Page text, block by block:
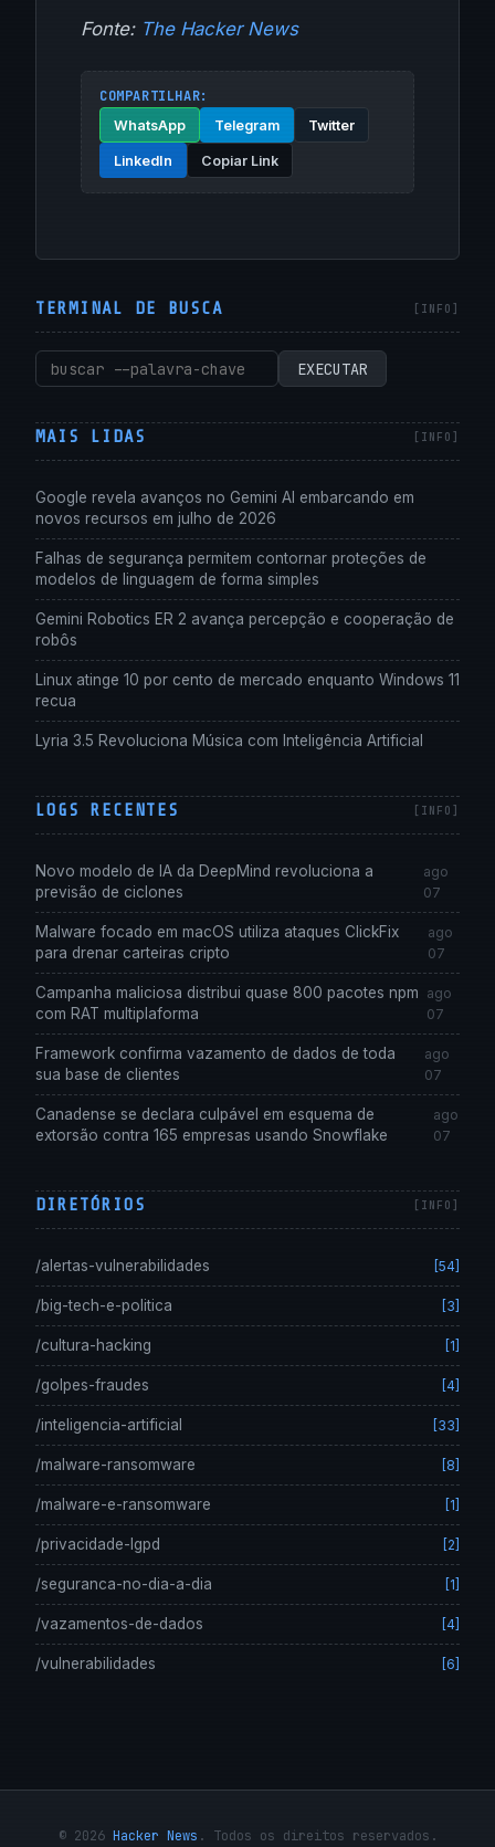
Fonte: The Hacker News
COMPARTILHAR:
WhatsApp Telegram Twitter
LinkedIn Copiar Link
TERMINAL DE BUSCA
Pesquisar
por:
EXECUTAR
MAIS LIDAS
Google revela avanços no Gemini AI embarcando em
novos recursos em julho de 2026
Falhas de segurança permitem contornar proteções de
modelos de linguagem de forma simples
Gemini Robotics ER 2 avança percepção e cooperação de
robôs
Linux atinge 10 por cento de mercado enquanto Windows 11
recua
Lyria 3.5 Revoluciona Música com Inteligência Artificial
LOGS RECENTES
Novo modelo de IA da DeepMind revoluciona a
previsão de ciclones
ago
07
Malware focado em macOS utiliza ataques ClickFix
para drenar carteiras cripto
ago
07
Campanha maliciosa distribui quase 800 pacotes npm
com RAT multiplaforma
ago
07
Framework confirma vazamento de dados de toda
sua base de clientes
ago
07
Canadense se declara culpável em esquema de
extorsão contra 165 empresas usando Snowflake
ago
07
DIRETÓRIOS
/alertas-vulnerabilidades [54]
/big-tech-e-politica [3]
/cultura-hacking [1]
/golpes-fraudes [4]
/inteligencia-artificial [33]
/malware-ransomware [8]
/malware-e-ransomware [1]
/privacidade-lgpd [2]
/seguranca-no-dia-a-dia [1]
/vazamentos-de-dados [4]
/vulnerabilidades [6]
© 2026 Hacker News . Todos os direitos reservados.